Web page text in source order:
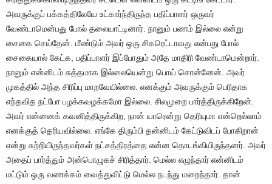
அவருக்குப் பக்கத்திலேயே உட்கார்ந்திருந்த பதிப்பாளர் ஒருவர்
வேண்டாமென்பது போல் தலையாட்டினார். நானும் பணம் இல்லை என்று
சைகை செய்தேன். மீண்டும் அவர் ஒரு சிகரெட்டாவது என்பது போல்
சைகையால் கேட்க, பதிப்பாளர் இப்போதும் அதே மாதிரி வேண்டாமென்றார்.
நானும் என்னிடம் சுத்தமாக இல்லையென்று பொய் சொன்னேன். அவர்
முகத்தில் அந்த சிரிப்பு மாறவேயில்லை. எனக்கும் அவருக்கும் பெரிதாக
எந்தவித நட்போ பழக்கவழக்கமோ இல்லை. சிலமுறை பார்த்திருக்கிறேன்.
அவர் என்னைக் கவனித்திருக்கிற, நான் யாரென்று தெரியுமா என்றெல்லாம்
எனக்குத் தெரியவில்லை. எங்கே திரும்பி தன்னிடம் கேட்டுவிடப் போகிறான்
என்று சுற்றியிருந்தவர்கள் நட்சத்திரத்தை என்ன தொடங்கியிருந்தனர். அவர்
அதைப் பார்த்தும் அன்பொழுகச் சிரித்தார். மெல்ல எழுந்தார் என்னிடம்
மட்டும் ஒரு வணக்கம் வைத்துவிட்டு மெல்ல நடந்து மறைந்தார். தான்